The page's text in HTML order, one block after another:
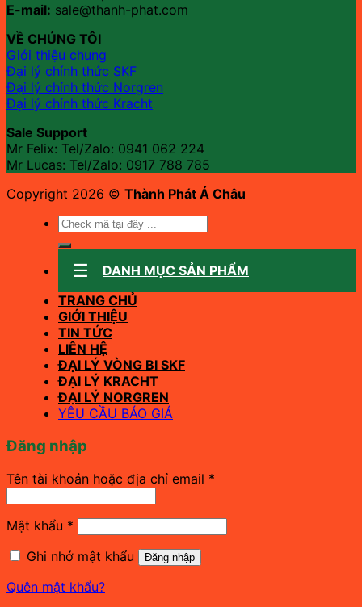
E-mail: sale@thanh-phat.com
VỀ CHÚNG TÔI
Giới thiệu chung
Đại lý chính thức SKF
Đại lý chính thức Norgren
Đại lý chính thức Kracht
Sale Support
Mr Felix: Tel/Zalo: 0941 062 224
Mr Lucas: Tel/Zalo: 0917 788 785
Copyright 2026 © Thành Phát Á Châu
Tìm
DANH MỤC SẢN PHẨM
TRANG CHỦ
GIỚI THIỆU
TIN TỨC
LIÊN HỆ
ĐẠI LÝ VÒNG BI SKF
ĐẠI LÝ KRACHT
ĐẠI LÝ NORGREN
YÊU CẦU BÁO GIÁ
Đăng nhập
Tên tài khoản hoặc địa chỉ email *
Mật khẩu * Bắt
buộc
Ghi nhớ mật khẩu
Đăng nhập
Quên mật khẩu?